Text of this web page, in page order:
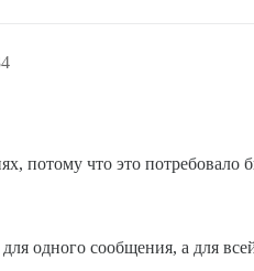
потому что это
одного сообщения, а для